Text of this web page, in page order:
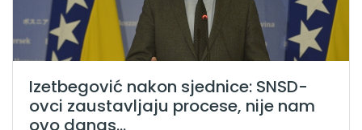
Izetbegović nakon sjednice: SNSD-
ovci zaustavljaju procese, nije nam
ovo danas...